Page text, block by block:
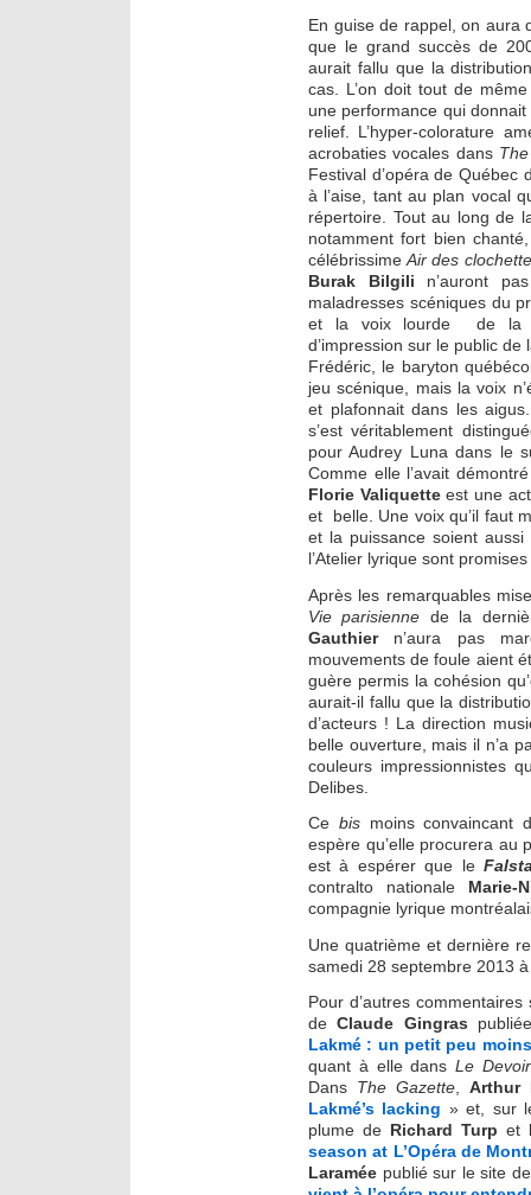
En guise de rappel, on
que le grand succès de
aurait fallu que la
cas. L’on doit tout de
une performance qui
relief. L’hyper-colorature
acrobaties vocales dans
Festival d’opéra de Québec
à l’aise, tant au plan vocal
répertoire. Tout au long de
notamment fort bien
célébrissimeAir des
Burak Bilgili n’auront
maladresses scéniques du
et la voix lourde de la
d’impression sur le public
Frédéric, le baryton
jeu scénique, mais la voix
et plafonnait dans les
s’est véritablement
pour Audrey Luna dans le
Comme elle l’avait
Florie Valiquetteest une
et belle. Une voix qu’il faut
et la puissance soient
l’Atelier lyrique sont
Après les remarquables
Vie parisienne de la
Gauthier n’aura pas
mouvements de foule aient
guère permis la cohésion
aurait-il fallu que la
d’acteurs ! La direction
belle ouverture, mais il n’a
couleurs impressionnistes
Delibes.
Ce bismoins convaincant
espère qu’elle procurera au
est à espérer que le
contralto nationale Marie-
compagnie lyrique
Une quatrième et dernière
samedi 28 septembre 2013
Pour d’autres
deClaude Gingras
Lakmé : un petit peu
quant à elle dans Le
Dans The Gazette,Arthur
Lakmé’s lacking » et, sur
plume de Richard Turp et
season at L’Opéra de
Laramée publié sur le site